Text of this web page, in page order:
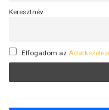
Keresztnév
Elfogadom az